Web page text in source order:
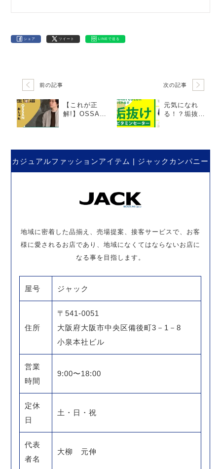
シェア ツイート LINEで送る
前の記事
【これが正
解!】OSSAN
次の記事
元気になれ
る！？垢抜け
カジュアルファッションアイテム | ジャックカンパニー
地域に密着した品揃え、売場提案、接客サービスで、お客
様に愛されるお店であり、地域になくてはならないお店に
なる事を目指します。
屋号 ジャック
住所
〒541-0051
大阪府大阪市中央区備後町3－1－8
小泉本社ビル
営業
時間
9:00〜18:00
定休
日
土・日・祝
代表
者名
大柳 元伸